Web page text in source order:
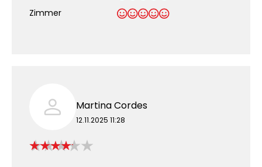
Zimmer
Martina Cordes
12.11.2025 11:28